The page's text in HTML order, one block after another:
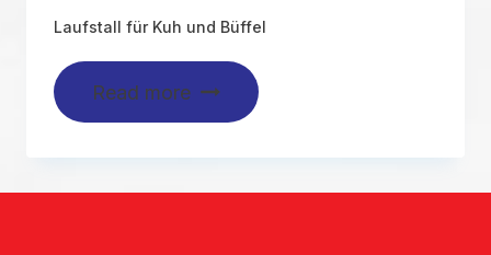
Laufstall für Kuh und Büffel
Read more